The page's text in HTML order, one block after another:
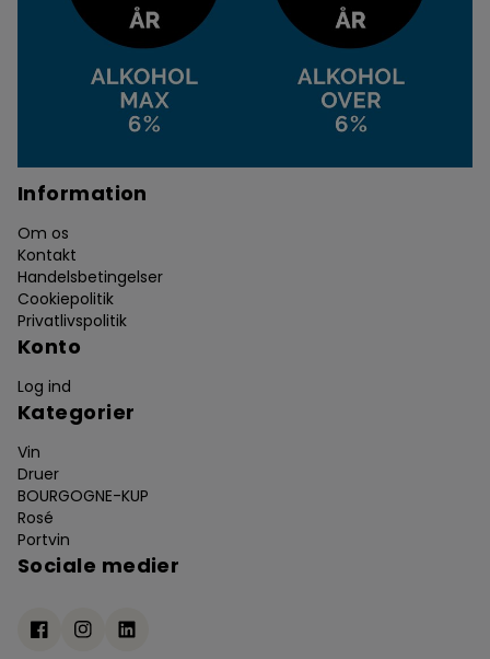
Information
Om os
Kontakt
Handelsbetingelser
Cookiepolitik
Privatlivspolitik
Konto
Log ind
Kategorier
Vin
Druer
BOURGOGNE-KUP
Rosé
Portvin
Sociale medier